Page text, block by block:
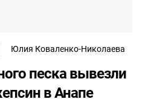
Юлия Коваленко-Николаева
песка вывезли
в Анапе